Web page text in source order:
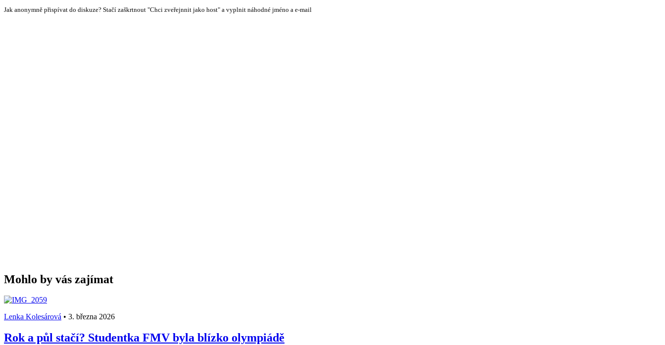
Jak anonymně přispívat do diskuze? Stačí zaškrtnout "Chci zveřejnnit jako host" a vyplnit náhodné jméno a e-mail
Mohlo by vás zajímat
Lenka Kolesárová • 3. března 2026
Rok a půl stačí? Studentka FMV byla blízko olympiádě